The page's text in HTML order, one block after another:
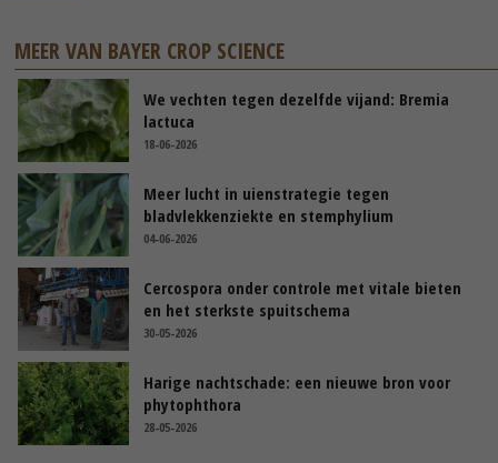
MEER VAN BAYER CROP SCIENCE
We vechten tegen dezelfde vijand: Bremia
lactuca
18-06-2026
Meer lucht in uienstrategie tegen
bladvlekkenziekte en stemphylium
04-06-2026
Cercospora onder controle met vitale bieten
en het sterkste spuitschema
30-05-2026
Harige nachtschade: een nieuwe bron voor
phytophthora
28-05-2026